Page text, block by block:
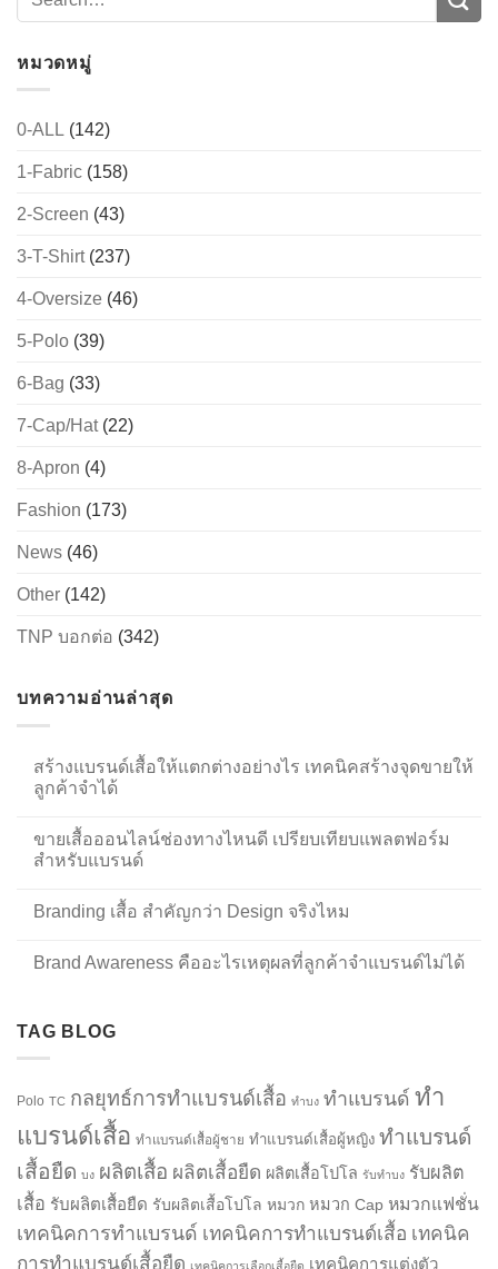
หมวดหมู่
0-ALL (142)
1-Fabric (158)
2-Screen (43)
3-T-Shirt(237)
4-Oversize (46)
5-Polo (39)
6-Bag (33)
7-Cap/Hat(22)
8-Apron (4)
Fashion (173)
News (46)
Other (142)
TNP บอกต่อ (342)
บทความอ่านล่าสุด
สร้างแบรนด์เสื้อให้แตกต่างอย่างไร เทคนิคสร้างจุดขายให้
ลูกค้าจำได้
ขายเสื้อออนไลน์ช่องทางไหนดี เปรียบเทียบแพลตฟอร์ม
สำหรับแบรนด์
Branding เสื้อ สำคัญกว่า Design จริงไหม
Brand Awareness คืออะไรเหตุผลที่ลูกค้าจำแบรนด์ไม่ได้
TAG BLOG
Polo TC กลยุทธ์การทำแบรนด์เสื้อ ทำบง ทำแบรนด์ ทำ
แบรนด์เสื้อ ทำแบรนด์เสื้อผู้ชาย ทำแบรนด์เสื้อผู้หญิง ทำแบรนด์
เสื้อยืด บง ผลิตเสื้อ ผลิตเสื้อยืด ผลิตเสื้อโปโล รับทำบง รับผลิต
เสื้อ รับผลิตเสื้อยืด รับผลิตเสื้อโปโล หมวก หมวก Cap หมวกแฟชั่น
เทคนิคการทำแบรนด์ เทคนิคการทำแบรนด์เสื้อ เทคนิค
การทำแบรนด์เสื้อยืด เทคนิคการเลือกเสื้อยืด เทคนิคการแต่งตัว